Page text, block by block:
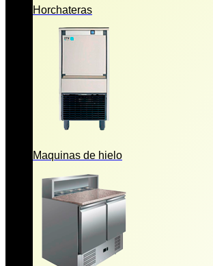
Horchateras
Maquinas de hielo